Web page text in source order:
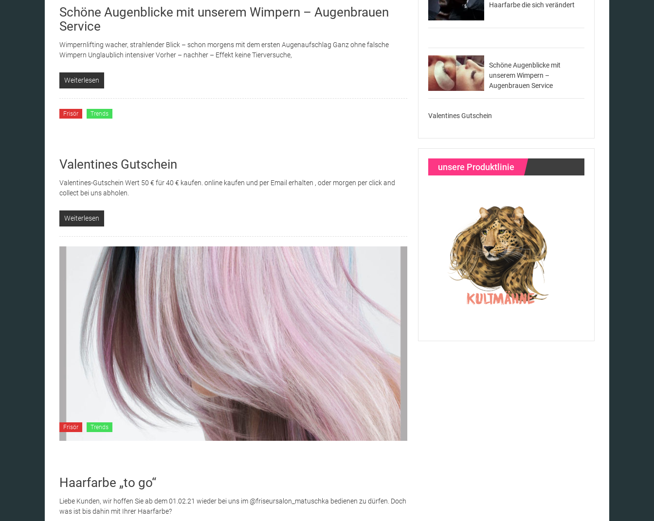
Schöne Augenblicke mit unserem Wimpern – Augenbrauen
Service
Wimpernlifting wacher, strahlender Blick – schon morgens mit dem ersten Augenaufschlag Ganz ohne falsche
Wimpern Unglaublich intensiver Vorher – nachher – Effekt keine Tierversuche,
Weiterlesen
Frisör Trends
Valentines Gutschein
Valentines-Gutschein Wert 50 € für 40 € kaufen. online kaufen und per Email erhalten , oder morgen per click and
collect bei uns abholen.
Weiterlesen
Frisör Trends
Haarfarbe „to go“
Liebe Kunden, wir hoffen Sie ab dem 01.02.21 wieder bei uns im @friseursalon_matuschka bedienen zu dürfen. Doch
was ist bis dahin mit Ihrer Haarfarbe?
Haarfarbe die sich verändert
Schöne Augenblicke mit
unserem Wimpern –
Augenbrauen Service
Valentines Gutschein
unsere Produktlinie